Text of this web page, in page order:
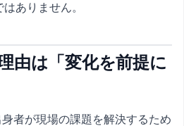
ありません。
由は「変化を前提に
者が現場の課題を解決するため